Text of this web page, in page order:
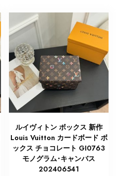
ルイヴィトン ボックス 新作
Louis Vuitton カードボード ボ
ックス チョコレート GI0763
モノグラム･キャンバス
202406541